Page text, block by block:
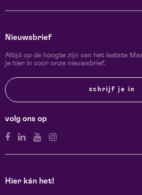
Nieuwsbrief
Altijd op de hoogte zijn van het laatste
je hier in voor onze nieuwsbrief.
schrijf je in
volg ons op
Hier kán het!